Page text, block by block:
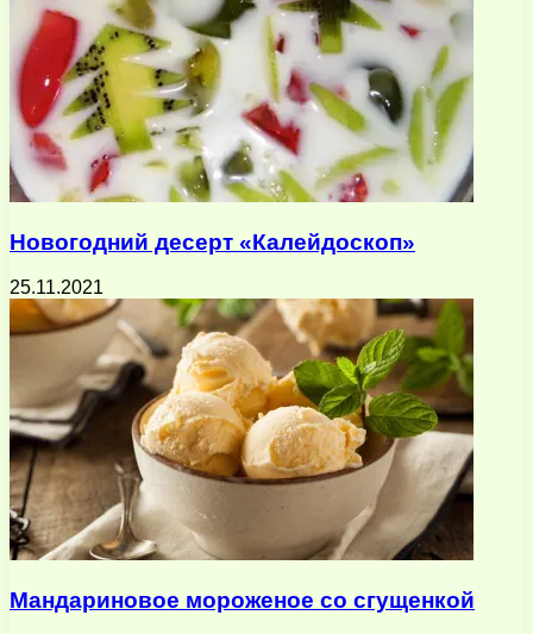
Новогодний десерт «Калейдоскоп»
25.11.2021
Мандариновое мороженое со сгущенкой